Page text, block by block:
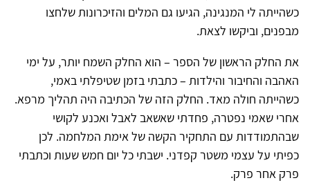
כשהייתה לי המנגינה, הגיעו גם המלים והזיכרונות שלחצו
מבפנים, וביקשו לצאת.
את החלק הראשון של הספר – הוא החלק השמח יותר, על ימי
האהבה והחיבור והילדות – כתבתי בזמן שטיפלתי באמי,
כשהייתה חולה מאד. החלק הזה של הכתיבה היה תהליך מרפא.
אחרי שאמי נפטרה, פחדתי שאשאב לאבל ואכנע לקושי
שבהתמודדות עם התחקיר הקשה של אימת המלחמה. לכן
כפיתי על עצמי משטר קפדני. ישבתי כל יום חמש שעות וכתבתי
פרק אחר פרק.